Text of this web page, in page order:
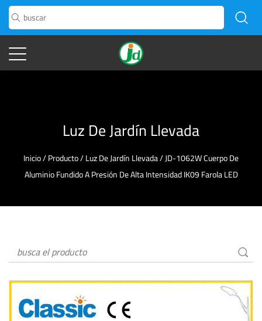
Luz De Jardín Llevada
Inicio/Producto/Luz De Jardín Llevada/JD-1062W Cuerpo De
Aluminio Fundido A Presión De Alta Intensidad IK09 Farola LED